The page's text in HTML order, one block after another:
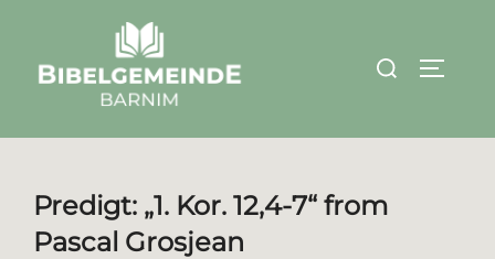
springen
Suchen
Predigt: „1. Kor. 12,4-7“ from
Pascal Grosjean